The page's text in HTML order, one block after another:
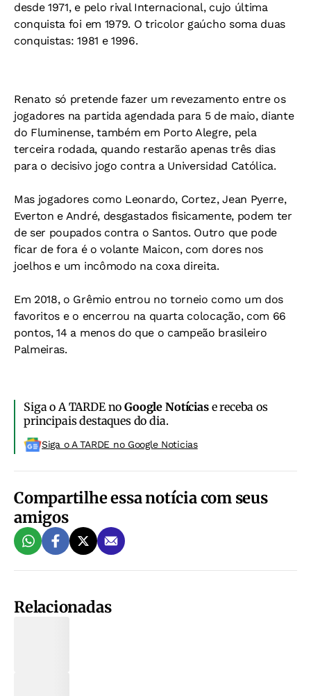
desde 1971, e pelo rival Internacional, cujo última
conquista foi em 1979. O tricolor gaúcho soma duas
conquistas: 1981 e 1996.
Renato só pretende fazer um revezamento entre os
jogadores na partida agendada para 5 de maio, diante
do Fluminense, também em Porto Alegre, pela
terceira rodada, quando restarão apenas três dias
para o decisivo jogo contra a Universidad Católica.
Mas jogadores como Leonardo, Cortez, Jean Pyerre,
Everton e André, desgastados fisicamente, podem ter
de ser poupados contra o Santos. Outro que pode
ficar de fora é o volante Maicon, com dores nos
joelhos e um incômodo na coxa direita.
Em 2018, o Grêmio entrou no torneio como um dos
favoritos e o encerrou na quarta colocação, com 66
pontos, 14 a menos do que o campeão brasileiro
Palmeiras.
Siga o A TARDE noGoogle Notíciase receba os
principais destaques do dia.
Siga o A TARDE no Google Noticias
Compartilhe essa notícia com seus
amigos
Relacionadas